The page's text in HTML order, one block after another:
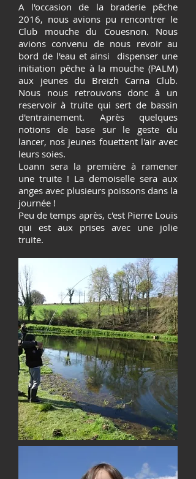
A l'occasion de la braderie pêche
2016, nous avions pu rencontrer le
Club mouche du Couesnon. Nous
avions convenu de nous revoir au
bord de l'eau et ainsi dispenser une
initiation pêche à la mouche (PALM)
aux jeunes du Breizh Carna Club.
Nous nous retrouvons donc à un
reservoir à truite qui sert de bassin
d'entrainement. Après quelques
notions de base sur le geste du
lancer, nos jeunes fouettent l'air avec
leurs soies.
Loann sera la première à ramener
une truite ! La demoiselle sera aux
anges avec plusieurs poissons dans la
journée !
Peu de temps après, c'est Pierre Louis
qui est aux prises avec une jolie
truite.